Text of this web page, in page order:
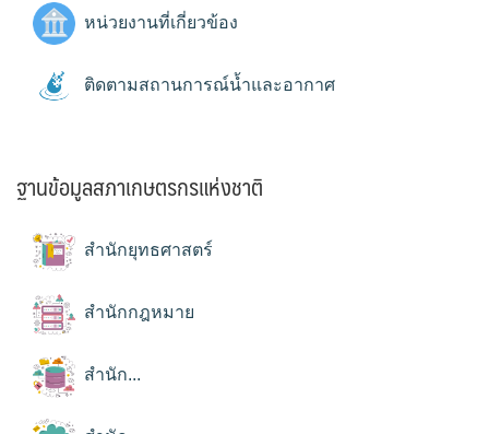
หน่วยงานที่เกี่ยวข้อง
ติดตามสถานการณ์น้ำและอากาศ
ฐานข้อมูลสภาเกษตรกรแห่งชาติ
สำนักยุทธศาสตร์
สำนักกฎหมาย
สำนัก...